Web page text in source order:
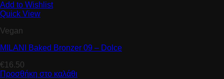
Add to Wishlist
Quick View
Vegan
MILANI Baked Bronzer 09 – Dolce
€16.50
Προσθήκη στο καλάθι